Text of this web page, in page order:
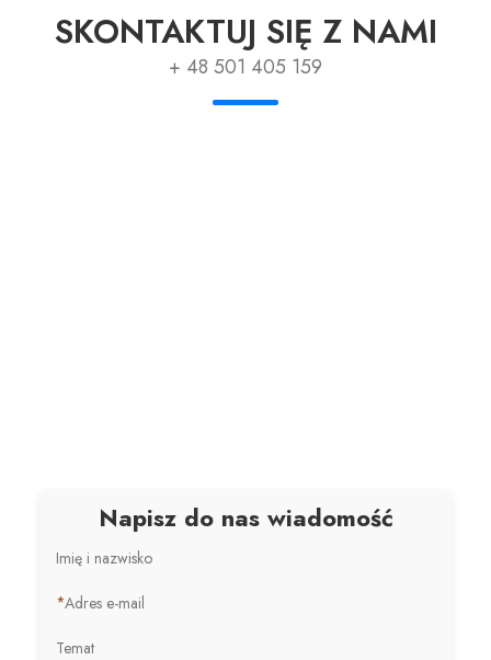
SKONTAKTUJ SIĘ Z NAMI
+ 48 501 405 159
Napisz do nas wiadomość
Imię i nazwisko
*Adres e-mail
Temat